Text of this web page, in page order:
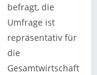
befragt, die
Umfrage ist
repräsentativ für
die
Gesamtwirtschaft